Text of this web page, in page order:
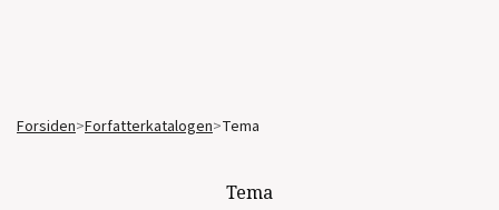
Forsiden>Forfatterkatalogen>Tema
Tema